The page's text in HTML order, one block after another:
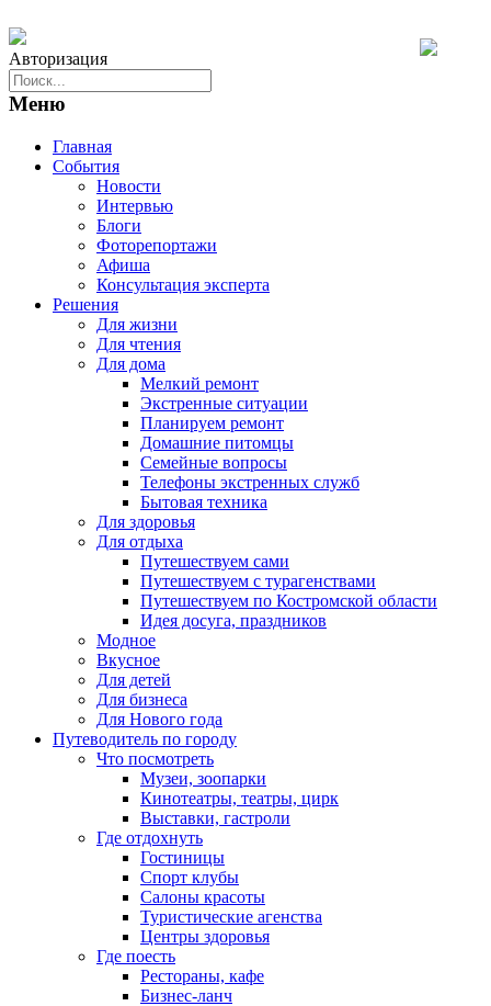
Авторизация
Меню
Главная
События
Новости
Интервью
Блоги
Фоторепортажи
Афиша
Консультация эксперта
Решения
Для жизни
Для чтения
Для дома
Мелкий ремонт
Экстренные ситуации
Планируем ремонт
Домашние питомцы
Семейные вопросы
Телефоны экстренных служб
Бытовая техника
Для здоровья
Для отдыха
Путешествуем сами
Путешествуем с турагенствами
Путешествуем по Костромской области
Идея досуга, праздников
Модное
Вкусное
Для детей
Для бизнеса
Для Нового года
Путеводитель по городу
Что посмотреть
Музеи, зоопарки
Кинотеатры, театры, цирк
Выставки, гастроли
Где отдохнуть
Гостиницы
Спорт клубы
Салоны красоты
Туристические агенства
Центры здоровья
Где поесть
Рестораны, кафе
Бизнес-ланч